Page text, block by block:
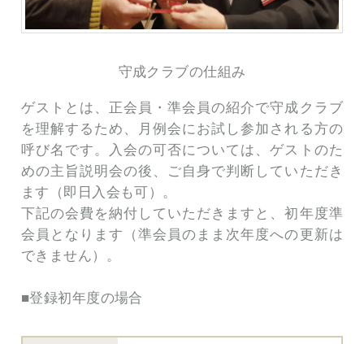
守成クラブの仕組み
ゲストとは、正会員・準会員の紹介で守成クラブ
を理解するため、月例会にお試し参加される方の
呼び名です。入会の可否については、ゲストのた
めの主旨説明会の後、ご自身で判断していただき
ます（即日入会も可）。
下記の会費を納付していただきますと、初年度準
会員となります（準会員のまま次年度への更新は
できません）。
■登録初年度の場合